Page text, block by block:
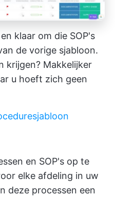
klaar om die SOP's
de vorige sjabloon.
krijgen? Makkelijker
u hoeft zich geen
en SOP's op te
elke afdeling in uw
deze processen een